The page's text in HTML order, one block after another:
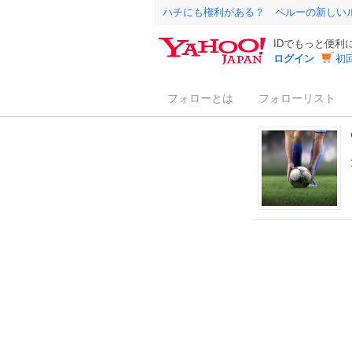
ハチにも権利がある？ ペルーの新しい
IDでもっと便利
ログイン
初
フォローとは フォローリスト